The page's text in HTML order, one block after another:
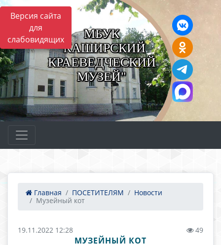
Версия сайта
для
слабовидящих
МБУК
"КАШИРСКИЙ
КРАЕВЕДЧЕСКИЙ
МУЗЕЙ"
Главная ПОСЕТИТЕЛЯМ
Новости
Музейный кот
19.11.2022 12:28 49
МУЗЕЙНЫЙ КОТ